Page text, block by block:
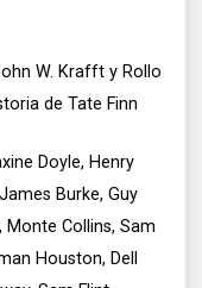
W. Krafft y Rollo
de Tate Finn
Doyle, Henry
Burke, Guy
Monte Collins, Sam
Houston, Dell